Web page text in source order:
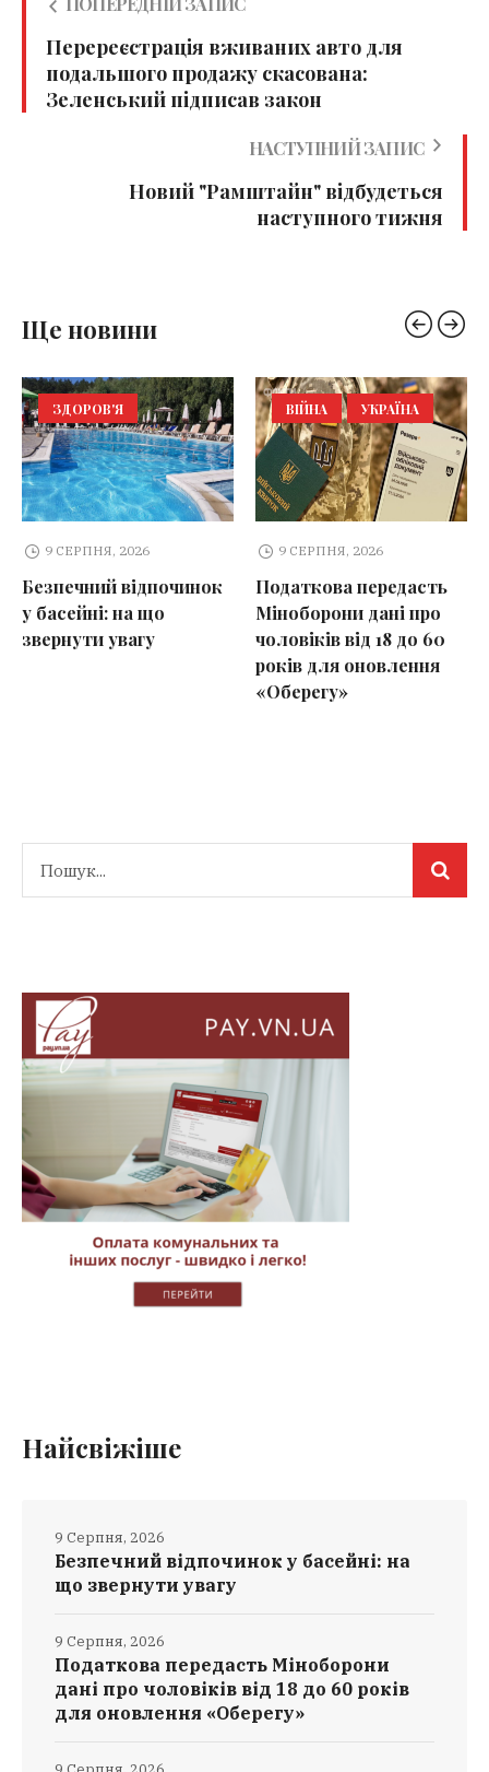
Перереєстрація вживаних авто для
подальшого продажу скасована:
Зеленський підписав закон
НАСТУПНИЙ ЗАПИС
Новий "Рамштайн" відбудеться
наступного тижня
Ще новини
ЗДОРОВ'Я
9 СЕРПНЯ, 2026
Безпечний відпочинок
у басейні: на що
звернути увагу
ВІЙНА УКРАЇНА
9 СЕРПНЯ, 2026
Податкова передасть
Міноборони дані про
чоловіків від 18 до 60
років для оновлення
«Оберегу»
Найсвіжіше
Безпечний відпочинок у басейні: на
що звернути увагу
9 Серпня, 2026
Податкова передасть Міноборони
дані про чоловіків від 18 до 60 років
для оновлення «Оберегу»
9 Серпня, 2026